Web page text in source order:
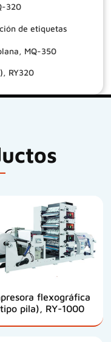
320
de etiquetas
MQ-350
RY320
flexográfica
pila), RY-1000